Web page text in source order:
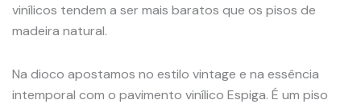
vinílicos tendem a ser mais baratos que os pisos de
madeira natural.
Na dioco apostamos no estilo vintage e na essência
intemporal com o pavimento vinílico Espiga. É um piso